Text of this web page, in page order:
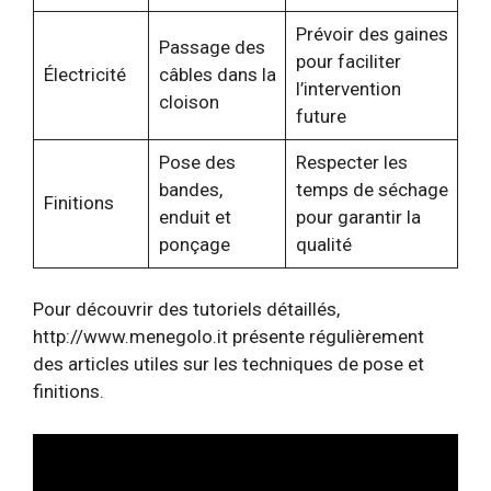
Électricité
Passage des
câbles dans la
cloison
Prévoir des gaines
pour faciliter
l’intervention
future
Finitions
Pose des
bandes,
enduit et
ponçage
Respecter les
temps de séchage
pour garantir la
qualité
Pour découvrir des tutoriels détaillés,
http://www.menegolo.it présente régulièrement
des articles utiles sur les techniques de pose et
finitions.